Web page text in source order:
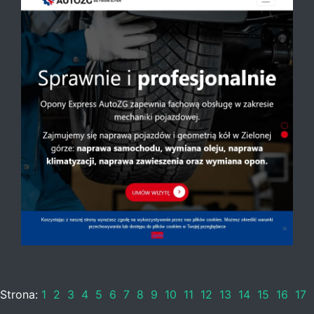
Strona: 1 2 3 4 5 6 7 8 9 10 11 12 13 14 15 16 17